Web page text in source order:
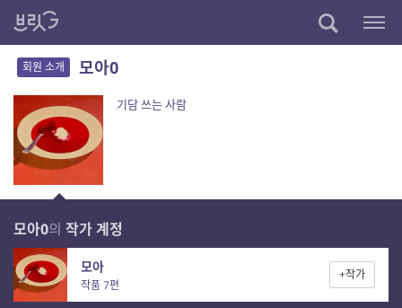
회원 소개 모아0
기담 쓰는 사람
모아0의 작가 계정
모아
작품 7편
+작가